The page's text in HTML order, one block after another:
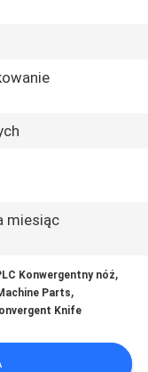
miesiąc
Konwergentny nóż,
Parts,
Knife